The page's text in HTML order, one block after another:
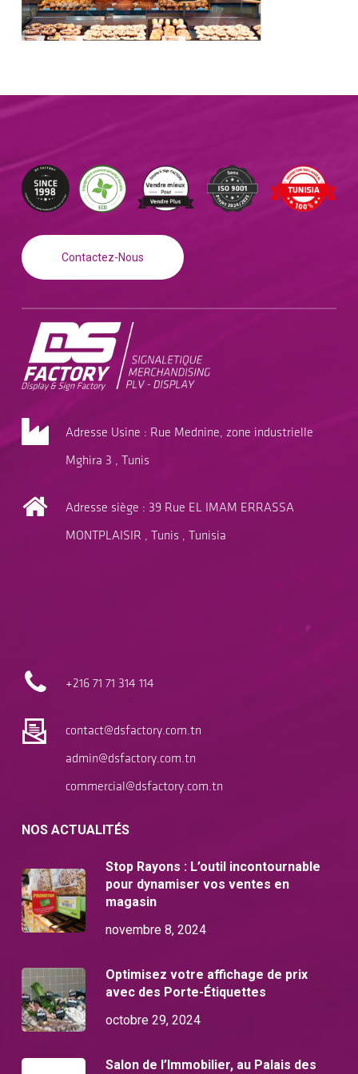
Contactez-Nous
Adresse Usine : Rue Mednine, zone industrielle
Mghira 3 , Tunis
Adresse siège : 39 Rue EL IMAM ERRASSA
MONTPLAISIR , Tunis , Tunisia
+216 7171 314 114
contact@dsfactory.com.tn
admin@dsfactory.com.tn
commercial@dsfactory.com.tn
NOS ACTUALITÉS
Stop Rayons : L’outil incontournable
pour dynamiser vos ventes en
magasin
novembre 8, 2024
Optimisez votre affichage de prix
avec des Porte-Étiquettes
octobre 29, 2024
Salon de l’Immobilier, au Palais des